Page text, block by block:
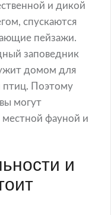
и дикой
спускаются
пейзажи.
заповедник
домом для
птиц. Поэтому
могут
местной фауной и
и